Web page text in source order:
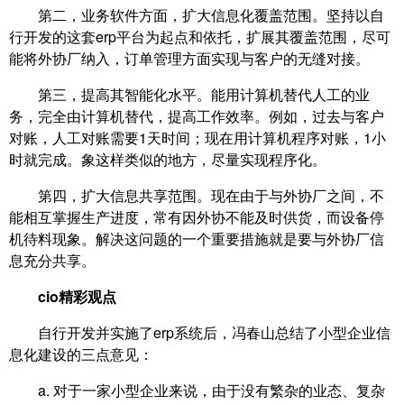
第二，业务软件方面，扩大信息化覆盖范围。坚持以自
行开发的这套erp平台为起点和依托，扩展其覆盖范围，尽可
能将外协厂纳入，订单管理方面实现与客户的无缝对接。
第三，提高其智能化水平。能用计算机替代人工的业
务，完全由计算机替代，提高工作效率。例如，过去与客户
对账，人工对账需要1天时间；现在用计算机程序对账，1小
时就完成。象这样类似的地方，尽量实现程序化。
第四，扩大信息共享范围。现在由于与外协厂之间，不
能相互掌握生产进度，常有因外协不能及时供货，而设备停
机待料现象。解决这问题的一个重要措施就是要与外协厂信
息充分共享。
cio精彩观点
自行开发并实施了erp系统后，冯春山总结了小型企业信
息化建设的三点意见：
a. 对于一家小型企业来说，由于没有繁杂的业态、复杂